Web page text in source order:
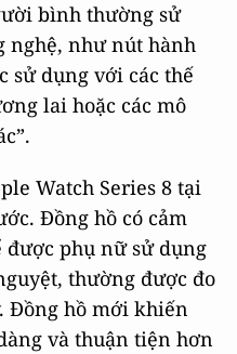
bình thường sử
nghệ, như nút hành
sử dụng với các thế
lai hoặc các mô
Watch Series 8 tại
Đồng hồ có cảm
phụ nữ sử dụng
thường được đo
Đồng hồ mới khiến
và thuận tiện hơn